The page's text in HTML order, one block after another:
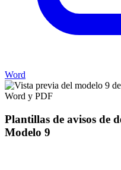
Word
Plantillas de avisos de
Modelo 9